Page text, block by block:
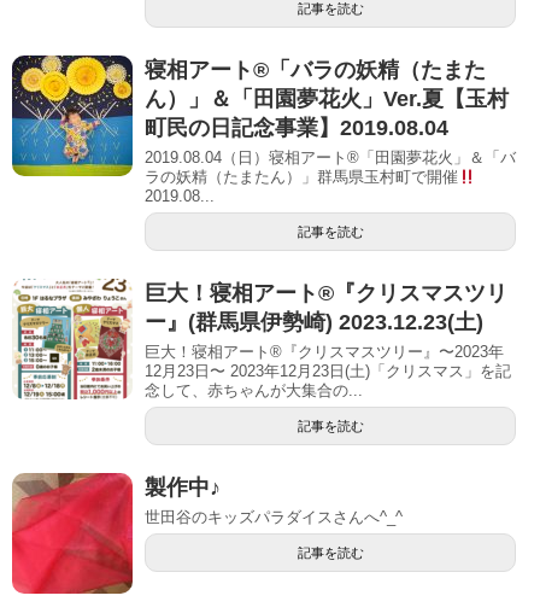
記事を読む
寝相アート®「バラの妖精（たまた
ん）」＆「田園夢花火」Ver.夏【玉村
町民の日記念事業】2019.08.04
2019.08.04（日）寝相アート®「田園夢花火」＆「バ
ラの妖精（たまたん）」群馬県玉村町で開催
2019.08...
記事を読む
巨大！寝相アート®︎『クリスマスツリ
ー』(群馬県伊勢崎) 2023.12.23(土)
巨大！寝相アート®『クリスマスツリー』〜2023年
12月23日〜 2023年12月23日(土)「クリスマス」を記
念して、赤ちゃんが大集合の...
記事を読む
製作中♪
世田谷のキッズパラダイスさんへ^_^
記事を読む